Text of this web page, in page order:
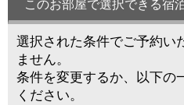
このお部屋で選択できる宿
選択された条件でご予約い
ません。
条件を変更するか、以下の
ください。